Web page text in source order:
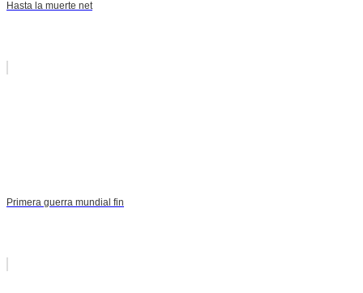
Hasta la muerte net
Primera guerra mundial fin